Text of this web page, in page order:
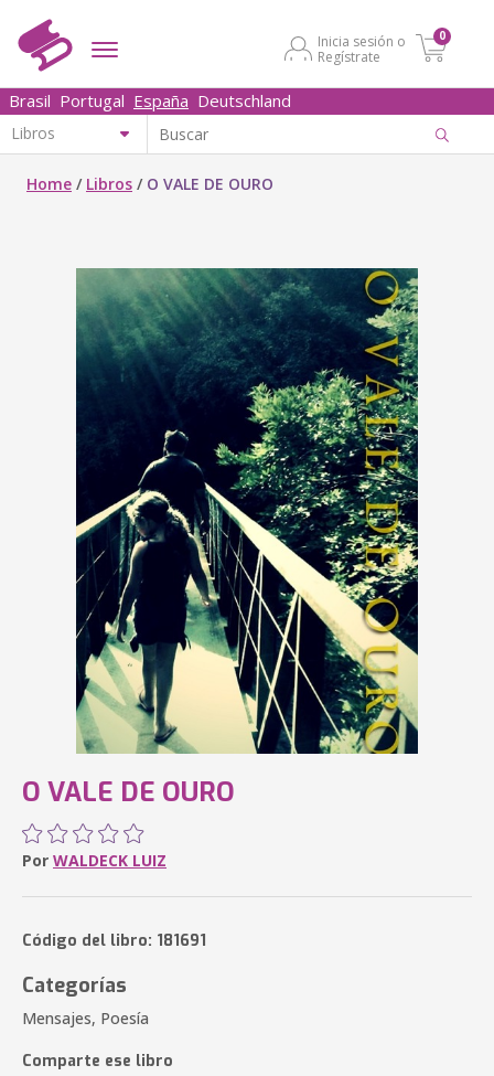
Inicia sesión o
Regístrate
0
Brasil Portugal España Deutschland
Home / Libros / O VALE DE OURO
O VALE DE OURO
Por WALDECK LUIZ
Código del libro: 181691
Categorías
Mensajes, Poesía
Comparte ese libro